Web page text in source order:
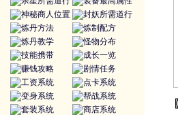
神秘商人位置
封妖所需道行
炼丹方法
炼制配方
炼丹教学
怪物分布
技能携带
成长一览
赚钱攻略
剧情任务
工资系统
点卡系统
变身系统
帮战系统
套装系统
商店系统